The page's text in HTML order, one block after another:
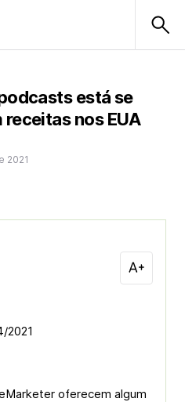
está se
nos EUA
2021
2021
oferecem algum